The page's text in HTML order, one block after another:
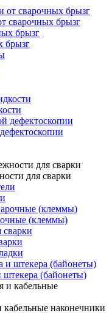
сварочных брызг
брызг
для сварки
(клеммы)
штекера (байонеты)
наконечники